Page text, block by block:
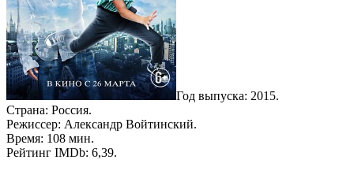
Год выпуска: 2015.
Страна: Россия.
Режиссер: Александр Войтинский.
Время: 108 мин.
Рейтинг IMDb: 6,39.